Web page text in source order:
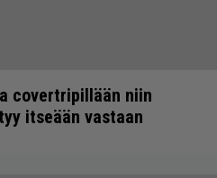
covertripillään niin
itseään vastaan